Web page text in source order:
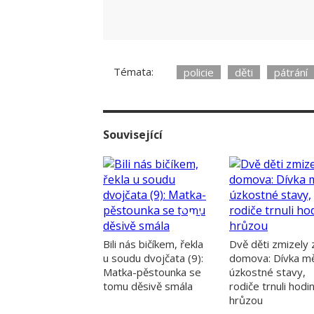
Témata: policie děti pátrání
Související
Bili nás bičíkem, řekla
u soudu dvojčata (9):
Matka-pěstounka se
tomu děsivě smála
Dvě děti zmizely
domova: Dívka
úzkostné stavy,
rodiče trnuli
hrůzou